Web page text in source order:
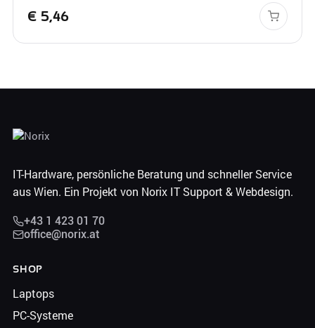
€ 5,46
IT-Hardware, persönliche Beratung und schneller Service
aus Wien. Ein Projekt von Norix IT Support & Webdesign.
+43 1 423 01 70
office@norix.at
SHOP
Laptops
PC-Systeme